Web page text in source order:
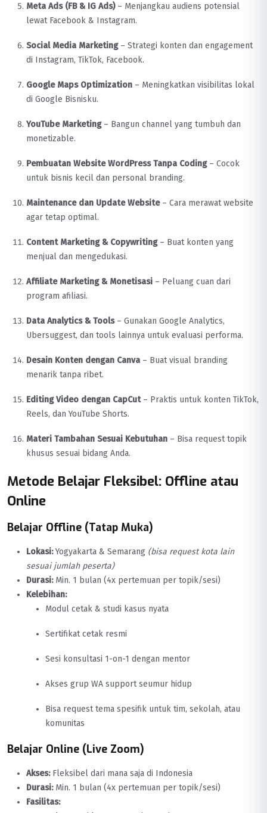
Meta Ads (FB & IG Ads)– Menjangkau audiens potensial
lewat Facebook & Instagram.
Social Media Marketing– Strategi konten dan engagement
di Instagram, TikTok, Facebook.
Google Maps Optimization – Meningkatkan visibilitas lokal
di Google Bisnisku.
YouTube Marketing– Bangun channel yang tumbuh dan
monetizable.
Pembuatan Website WordPress Tanpa Coding– Cocok
untuk bisnis kecil dan personal branding.
Maintenance dan Update Website– Cara merawat website
agar tetap optimal.
Content Marketing & Copywriting– Buat konten yang
menjual dan mengedukasi.
Affiliate Marketing & Monetisasi – Peluang cuan dari
program afiliasi.
Data Analytics & Tools– Gunakan Google Analytics,
Ubersuggest, dan tools lainnya untuk evaluasi performa.
Desain Konten dengan Canva – Buat visual branding
menarik tanpa ribet.
Editing Video dengan CapCut– Praktis untuk konten TikTok,
Reels, dan YouTube Shorts.
Materi Tambahan Sesuai Kebutuhan – Bisa request topik
khusus sesuai bidang Anda.
Metode Belajar Fleksibel: Offline atau
Online
Belajar Offline (Tatap Muka)
Lokasi:Yogyakarta & Semarang (bisa request kota lain
sesuai jumlah peserta)
Durasi:Min. 1 bulan (4x pertemuan per topik/sesi)
Kelebihan:
Modul cetak & studi kasus nyata
Sertifikat cetak resmi
Sesi konsultasi 1-on-1 dengan mentor
Akses grup WA support seumur hidup
Bisa request tema spesifik untuk tim, sekolah, atau
komunitas
Belajar Online (Live Zoom)
Akses:Fleksibel dari mana saja di Indonesia
Durasi:Min. 1 bulan (4x pertemuan per topik/sesi)
Fasilitas: